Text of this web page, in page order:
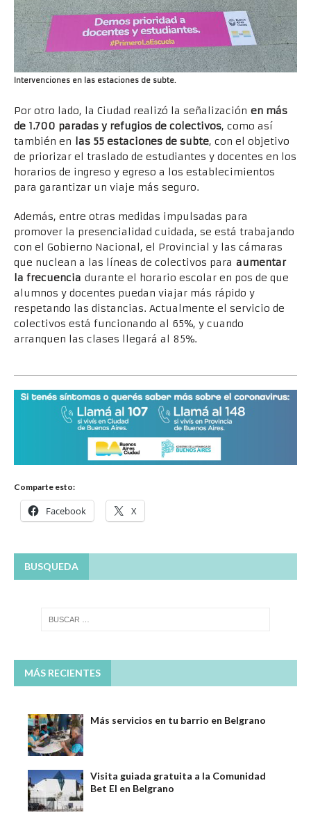
Intervenciones en las estaciones de subte.
Por otro lado, la Ciudad realizó la señalización en más
de 1.700 paradas y refugios de colectivos, como así
también en las 55 estaciones de subte, con el objetivo
de priorizar el traslado de estudiantes y docentes en los
horarios de ingreso y egreso a los establecimientos
para garantizar un viaje más seguro.
Además, entre otras medidas impulsadas para
promover la presencialidad cuidada, se está trabajando
con el Gobierno Nacional, el Provincial y las cámaras
que nuclean a las líneas de colectivos para aumentar
la frecuencia durante el horario escolar en pos de que
alumnos y docentes puedan viajar más rápido y
respetando las distancias. Actualmente el servicio de
colectivos está funcionando al 65%, y cuando
arranquen las clases llegará al 85%.
Comparte esto:
Facebook X
BUSQUEDA
MÁS RECIENTES
Más servicios en tu barrio en Belgrano
Visita guiada gratuita a la Comunidad
Bet El en Belgrano